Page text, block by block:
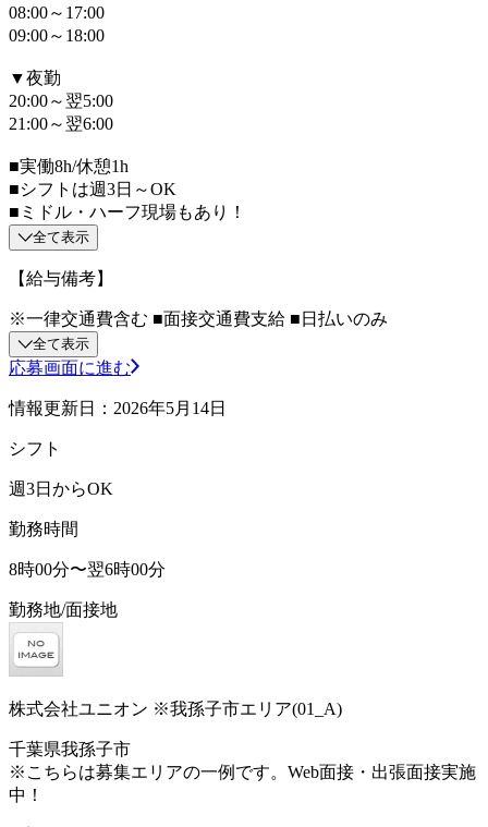
08:00～17:00
09:00～18:00
▼夜勤
20:00～翌5:00
21:00～翌6:00
■実働8h/休憩1h
■シフトは週3日～OK
■ミドル・ハーフ現場もあり！
全て表示
【給与備考】
※一律交通費含む ■面接交通費支給 ■日払いのみ
全て表示
応募画面に進む
情報更新日：2026年5月14日
シフト
週3日からOK
勤務時間
8時00分〜翌6時00分
勤務地/面接地
株式会社ユニオン ※我孫子市エリア(01_A)
千葉県我孫子市
※こちらは募集エリアの一例です。Web面接・出張面接実施
中！